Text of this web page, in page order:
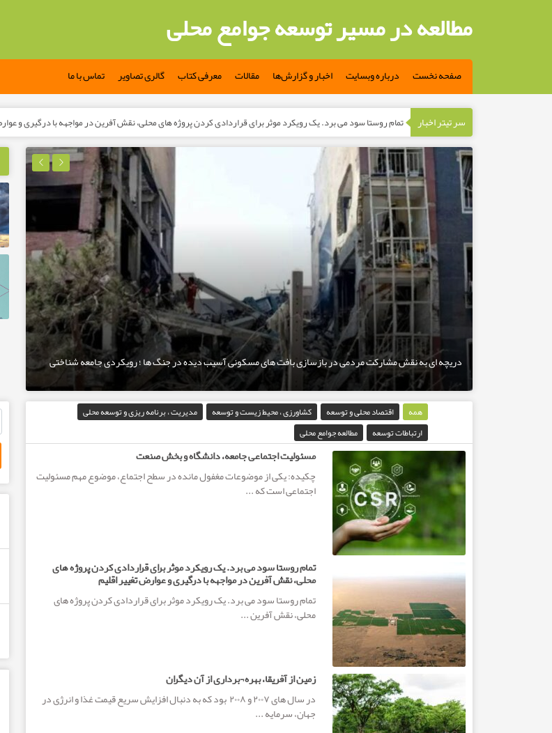
مطالعه در مسیر توسعه جوامع محلی
صفحه نخست درباره وبسایت اخبار و گزارش‌ها مقالات معرفی کتاب گالری تصاویر تماس با ما
سر تیتر اخبار -
دریچه ای به نقش مشارکت مردمی در بازسازی بافت های مسکونی آسیب دیده در جنگ ها ؛ رویکردی جامعه ‌شناختی
همه اقتصاد محلی و توسعه کشاورزی ، محیط زیست و توسعه مدیریت ، برنامه ریزی و توسعه محلی
ارتباطات توسعه مطالعه جوامع محلی
مسئولیت اجتماعی جامعه، دانشگاه و بخش صنعت
چکیده: یکی از موضوعات مغفول مانده در سطح اجتماع، موضوع مهم مسئولیت
اجتماعی است که ...
تمام روستا سود می برد. یک رویکرد موثر برای قراردادی کردن پروژه های
محلی، نقش آفرین در مواجهه با درگیری و عوارض تغییر اقلیم
تمام روستا سود می برد. یک رویکرد موثر برای قراردادی کردن پروژه های
محلی، نقش آفرین ...
زمین از آفریقا، بهره ¬برداری از آن دیگران
در سال‌ های ۲۰۰۷ و ۲۰۰۸ بود که به دنبال افزایش سریع قیمت غذا و انرژی در
جهان، سرمایه ...